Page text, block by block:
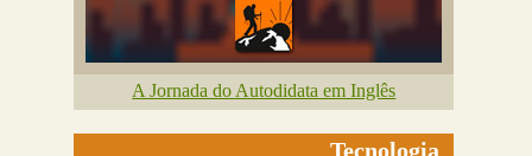
A Jornada do Autodidata em Inglês
Tecnologia